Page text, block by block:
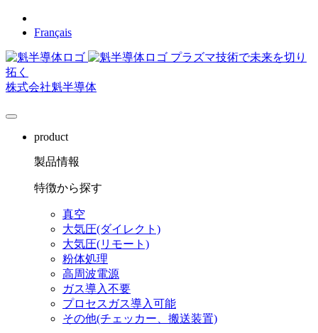
Français
プラズマ技術で未来を切り
拓く
株式会社魁半導体
product
製品情報
特徴から探す
真空
大気圧(ダイレクト)
大気圧(リモート)
粉体処理
高周波電源
ガス導入不要
プロセスガス導入可能
その他(チェッカー、搬送装置)